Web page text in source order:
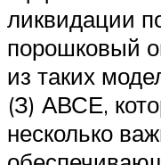
ликвидации
порошковый
из таких
(З) АВСЕ,
несколько